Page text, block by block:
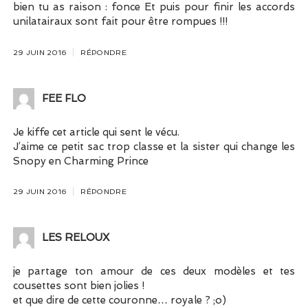
bien tu as raison : fonce Et puis pour finir les accords
unilatairaux sont fait pour être rompues !!!
29 JUIN 2016 RÉPONDRE
FEE FLO
Je kiffe cet article qui sent le vécu.
J’aime ce petit sac trop classe et la sister qui change les
Snopy en Charming Prince
29 JUIN 2016 RÉPONDRE
LES RELOUX
je partage ton amour de ces deux modèles et tes
cousettes sont bien jolies !
et que dire de cette couronne… royale ? ;o)